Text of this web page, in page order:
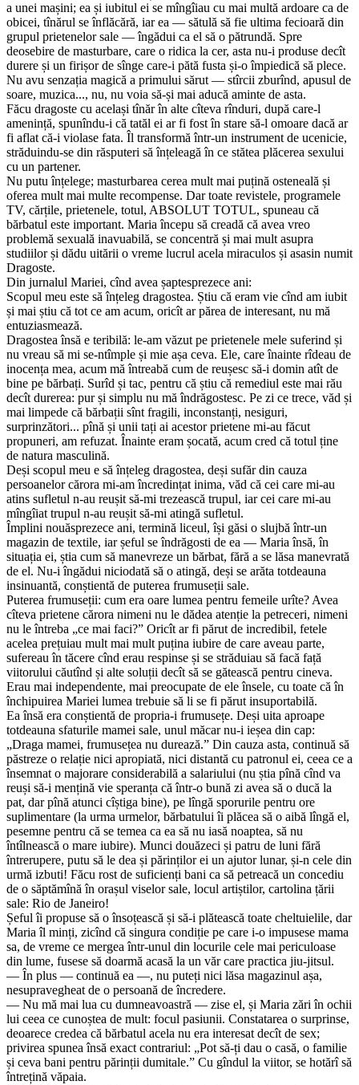
a unei mașini; ea și iubitul ei se mîngîiau cu mai multă ardoare ca de
obicei, tînărul se înflăcără, iar ea — sătulă să fie ultima fecioară din
grupul prietenelor sale — îngădui ca el să o pătrundă. Spre
deosebire de masturbare, care o ridica la cer, asta nu-i produse decît
durere și un firișor de sînge care-i pătă fusta și-o împiedică să plece.
Nu avu senzația magică a primului sărut — stîrcii zburînd, apusul de
soare, muzica..., nu, nu voia să-și mai aducă aminte de asta.
Făcu dragoste cu același tînăr în alte cîteva rînduri, după care-l
amenință, spunîndu-i că tatăl ei ar fi fost în stare să-l omoare dacă ar
fi aflat că-i violase fata. Îl transformă într-un instrument de ucenicie,
străduindu-se din răsputeri să înțeleagă în ce stătea plăcerea sexului
cu un partener.
Nu putu înțelege; masturbarea cerea mult mai puțină osteneală și
oferea mult mai multe recompense. Dar toate revistele, programele
TV, cărțile, prietenele, totul, ABSOLUT TOTUL, spuneau că
bărbatul este important. Maria începu să creadă că avea vreo
problemă sexuală inavuabilă, se concentră și mai mult asupra
studiilor și dădu uitării o vreme lucrul acela miraculos și asasin numit
Dragoste.
Din jurnalul Mariei, cînd avea șaptesprezece ani:
Scopul meu este să înțeleg dragostea. Știu că eram vie cînd am iubit
și mai știu că tot ce am acum, oricît ar părea de interesant, nu mă
entuziasmează.
Dragostea însă e teribilă: le-am văzut pe prietenele mele suferind și
nu vreau să mi se-ntîmple și mie așa ceva. Ele, care înainte rîdeau de
inocența mea, acum mă întreabă cum de reușesc să-i domin atît de
bine pe bărbați. Surîd și tac, pentru că știu că remediul este mai rău
decît durerea: pur și simplu nu mă îndrăgostesc. Pe zi ce trece, văd și
mai limpede că bărbații sînt fragili, inconstanți, nesiguri,
surprinzători... pînă și unii tați ai acestor prietene mi-au făcut
propuneri, am refuzat. Înainte eram șocată, acum cred că totul ține
de natura masculină.
Deși scopul meu e să înțeleg dragostea, deși sufăr din cauza
persoanelor cărora mi-am încredințat inima, văd că cei care mi-au
atins sufletul n-au reușit să-mi trezească trupul, iar cei care mi-au
mîngîiat trupul n-au reușit să-mi atingă sufletul.
Împlini nouăsprezece ani, termină liceul, își găsi o slujbă într-un
magazin de textile, iar șeful se îndrăgosti de ea — Maria însă, în
situația ei, știa cum să manevreze un bărbat, fără a se lăsa manevrată
de el. Nu-i îngădui niciodată să o atingă, deși se arăta totdeauna
insinuantă, conștientă de puterea frumuseții sale.
Puterea frumuseții: cum era oare lumea pentru femeile urîte? Avea
cîteva prietene cărora nimeni nu le dădea atenție la petreceri, nimeni
nu le întreba „ce mai faci?” Oricît ar fi părut de incredibil, fetele
acelea prețuiau mult mai mult puțina iubire de care aveau parte,
sufereau în tăcere cînd erau respinse și se străduiau să facă față
viitorului căutînd și alte soluții decît să se gătească pentru cineva.
Erau mai independente, mai preocupate de ele însele, cu toate că în
închipuirea Mariei lumea trebuie să li se fi părut insuportabilă.
Ea însă era conștientă de propria-i frumusețe. Deși uita aproape
totdeauna sfaturile mamei sale, unul măcar nu-i ieșea din cap:
„Draga mamei, frumusețea nu durează.” Din cauza asta, continuă să
păstreze o relație nici apropiată, nici distantă cu patronul ei, ceea ce a
însemnat o majorare considerabilă a salariului (nu știa pînă cînd va
reuși să-i mențină vie speranța că într-o bună zi avea să o ducă la
pat, dar pînă atunci cîștiga bine), pe lîngă sporurile pentru ore
suplimentare (la urma urmelor, bărbatului îi plăcea să o aibă lîngă el,
pesemne pentru că se temea ca ea să nu iasă noaptea, să nu
întîlnească o mare iubire). Munci douăzeci și patru de luni fără
întrerupere, putu să le dea și părinților ei un ajutor lunar, și-n cele din
urmă izbuti! Făcu rost de suficienți bani ca să petreacă un concediu
de o săptămînă în orașul viselor sale, locul artiștilor, cartolina țării
sale: Rio de Janeiro!
Șeful îi propuse să o însoțească și să-i plătească toate cheltuielile, dar
Maria îl minți, zicînd că singura condiție pe care i-o impusese mama
sa, de vreme ce mergea într-unul din locurile cele mai periculoase
din lume, fusese să doarmă acasă la un văr care practica jiu-jitsul.
— În plus — continuă ea —, nu puteți nici lăsa magazinul așa,
nesupravegheat de o persoană de încredere.
— Nu mă mai lua cu dumneavoastră — zise el, și Maria zări în ochii
lui ceea ce cunoștea de mult: focul pasiunii. Constatarea o surprinse,
deoarece credea că bărbatul acela nu era interesat decît de sex;
privirea spunea însă exact contrariul: „Pot să-ți dau o casă, o familie
și ceva bani pentru părinții dumitale.” Cu gîndul la viitor, se hotărî să
întrețină văpaia.